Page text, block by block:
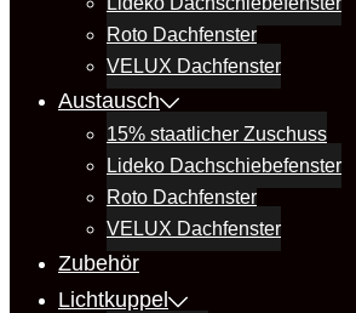
Roto Dachfenster
VELUX Dachfenster
Austausch
15% staatlicher Zuschuss
Lideko Dachschiebefenster
Roto Dachfenster
VELUX Dachfenster
Zubehör
Lichtkuppel